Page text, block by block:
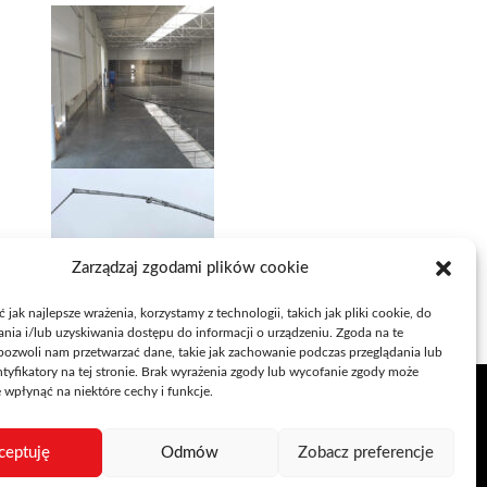
Zarządzaj zgodami plików cookie
jak najlepsze wrażenia, korzystamy z technologii, takich jak pliki cookie, do
i/lub uzyskiwania dostępu do informacji o urządzeniu. Zgoda na te
nam przetwarzać dane, takie jak zachowanie podczas przeglądania lub
na tej stronie. Brak wyrażenia zgody lub wycofanie zgody może
wpłynąć na niektóre cechy i funkcje.
Odmów Zobacz preferencje
Kontakt Blog